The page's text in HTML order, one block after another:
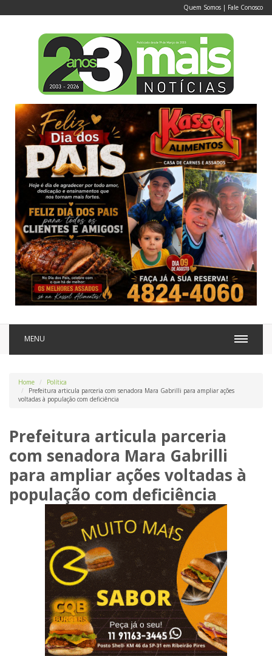
Quem Somos | Fale Conosco
MENU
Home
Política
Prefeitura articula parceria com senadora Mara Gabrilli para ampliar ações
voltadas à população com deficiência
Prefeitura articula parceria
com senadora Mara Gabrilli
para ampliar ações voltadas à
população com deficiência